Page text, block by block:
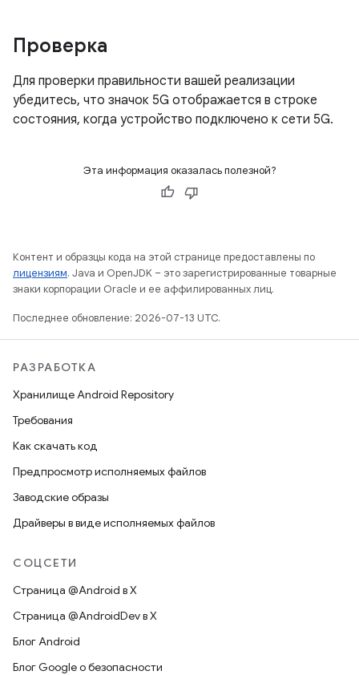
Проверка
Для проверки правильности вашей реализации
убедитесь, что значок 5G отображается в строке
состояния, когда устройство подключено к сети 5G.
Эта информация оказалась полезной?
Контент и образцы кода на этой странице предоставлены по
лицензиям. Java и OpenJDK – это зарегистрированные товарные
знаки корпорации Oracle и ее аффилированных лиц.
Последнее обновление: 2026-07-13 UTC.
РАЗРАБОТКА
Хранилище Android Repository
Требования
Как скачать код
Предпросмотр исполняемых файлов
Заводские образы
Драйверы в виде исполняемых файлов
СОЦСЕТИ
Страница @Android в X
Страница @AndroidDev в X
Блог Android
Блог Google о безопасности